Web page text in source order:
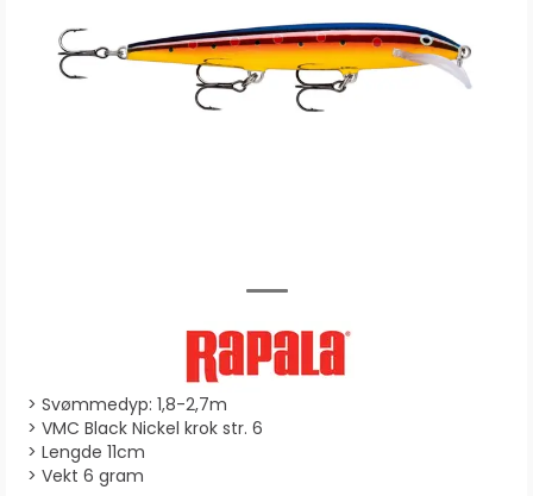
Svømmedyp: 1,8-2,7m
VMC Black Nickel krok str. 6
Lengde 11cm
Vekt 6 gram